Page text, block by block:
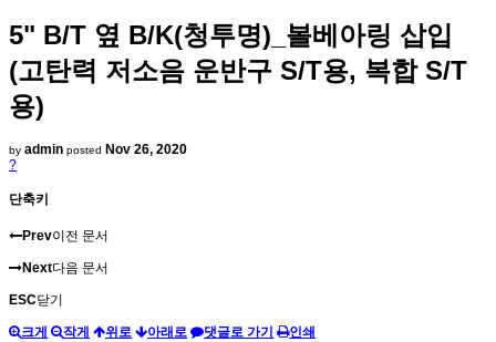
5" B/T 옆 B/K(청투명)_볼베아링 삽입
(고탄력 저소음 운반구 S/T용, 복합 S/T
용)
by admin posted Nov 26, 2020
?
단축키
Prev이전 문서
Next다음 문서
ESC닫기
크게 작게 위로 아래로 댓글로 가기 인쇄